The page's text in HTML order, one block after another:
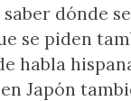
dónde
se piden
habla
Japón